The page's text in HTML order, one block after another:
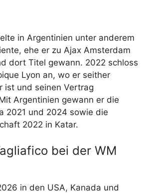
in Argentinien unter anderem
ehe er zu Ajax Amsterdam
dort Titel gewann. 2022 schloss
Lyon an, wo er seither
ist und seinen Vertrag
Argentinien gewann er die
2021 und 2024 sowie die
2022 in Katar.
bei der WM
in den USA, Kanada und